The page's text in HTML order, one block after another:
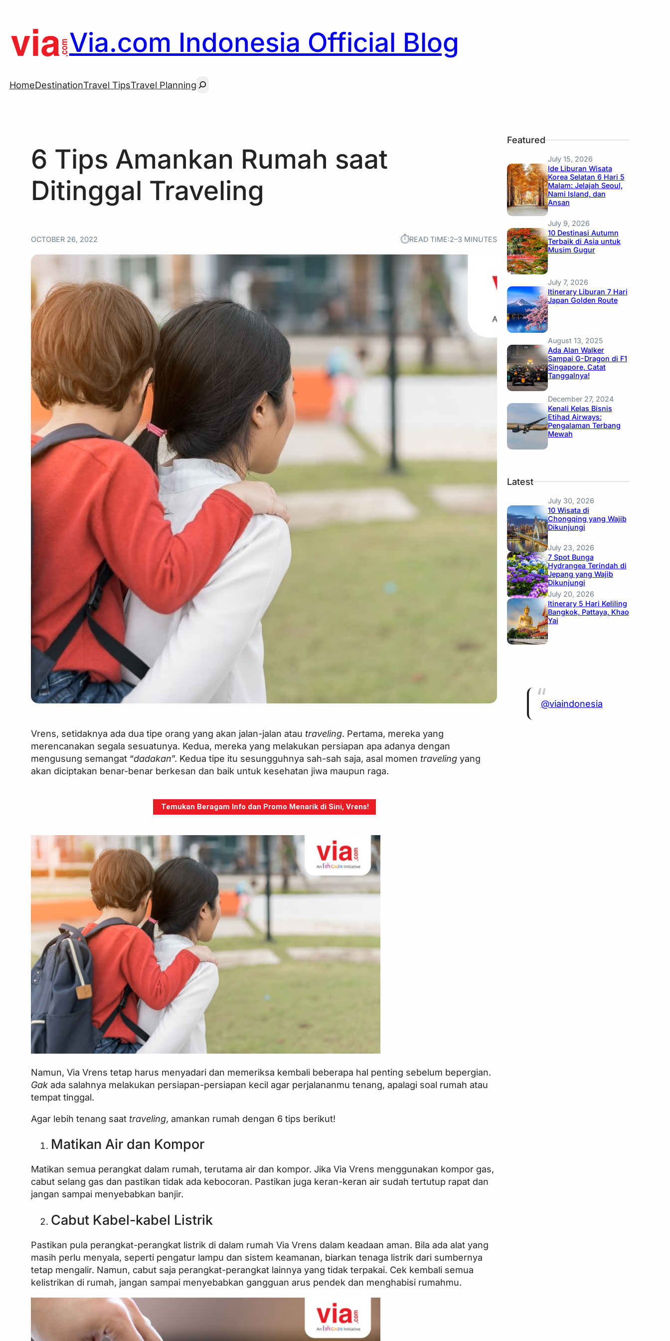
content
Via.com Indonesia Official Blog
HomeDestinationTravel TipsTravel PlanningSearch
6 Tips Amankan Rumah saat
Ditinggal Traveling
OCTOBER 26, 2022 ⏱︎READ TIME:2–3 MINUTES
Vrens, setidaknya ada dua tipe orang yang akan jalan-jalan atau traveling. Pertama, mereka yang
merencanakan segala sesuatunya. Kedua, mereka yang melakukan persiapan apa adanya dengan
mengusung semangat “dadakan”. Kedua tipe itu sesungguhnya sah-sah saja, asal momen travelingyang
akan diciptakan benar-benar berkesan dan baik untuk kesehatan jiwa maupun raga.
Temukan Beragam Info dan Promo Menarik di Sini, Vrens!
Namun, Via Vrens tetap harus menyadari dan memeriksa kembali beberapa hal penting sebelum bepergian.
Gakada salahnya melakukan persiapan-persiapan kecil agar perjalananmu tenang, apalagi soal rumah atau
tempat tinggal.
Agar lebih tenang saat traveling, amankan rumah dengan 6 tips berikut!
Matikan Air dan Kompor
Matikan semua perangkat dalam rumah, terutama air dan kompor. Jika Via Vrens menggunakan kompor gas,
cabut selang gas dan pastikan tidak ada kebocoran. Pastikan juga keran-keran air sudah tertutup rapat dan
jangan sampai menyebabkan banjir.
Cabut Kabel-kabel Listrik
Pastikan pula perangkat-perangkat listrik di dalam rumah Via Vrens dalam keadaan aman. Bila ada alat yang
masih perlu menyala, seperti pengatur lampu dan sistem keamanan, biarkan tenaga listrik dari sumbernya
tetap mengalir. Namun, cabut saja perangkat-perangkat lainnya yang tidak terpakai. Cek kembali semua
kelistrikan di rumah, jangan sampai menyebabkan gangguan arus pendek dan menghabisi rumahmu.
Featured
July 15, 2026
Ide Liburan Wisata
Korea Selatan 6 Hari 5
Malam: Jelajah Seoul,
Nami Island, dan
Ansan
July 9, 2026
10 Destinasi Autumn
Terbaik di Asia untuk
Musim Gugur
July 7, 2026
Itinerary Liburan 7 Hari
Japan Golden Route
August 13, 2025
Ada Alan Walker
Sampai G-Dragon di F1
Singapore, Catat
Tanggalnya!
December 27, 2024
Kenali Kelas Bisnis
Etihad Airways:
Pengalaman Terbang
Mewah
Latest
July 30, 2026
10 Wisata di
Chongqing yang Wajib
Dikunjungi
July 23, 2026
7 Spot Bunga
Hydrangea Terindah di
Jepang yang Wajib
Dikunjungi
July 20, 2026
Itinerary 5 Hari Keliling
Bangkok, Pattaya, Khao
Yai
@viaindonesia